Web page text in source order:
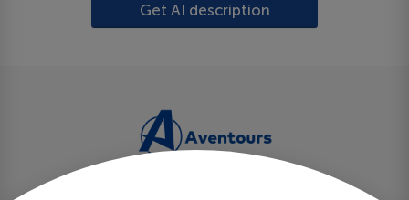
Get AI description